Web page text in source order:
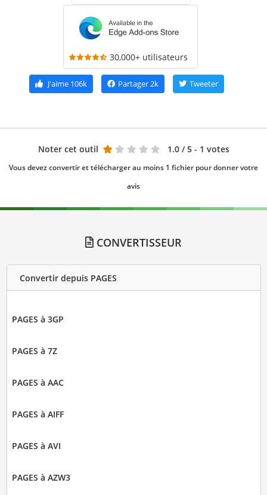
30,000+ utilisateurs
J'aime106k Partager2k Tweeter
Noter cet outil 1.0 / 5 - 1 votes
Vous devez convertir et télécharger au moins 1 fichier pour donner votre
avis
CONVERTISSEUR
Convertir depuis PAGES
PAGES à 3GP
PAGES à 7Z
PAGES à AAC
PAGES à AIFF
PAGES à AVI
PAGES à AZW3